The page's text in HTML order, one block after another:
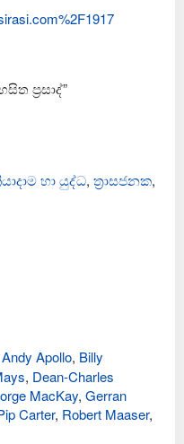
ප්‍රසාද්”
හා යුද්ධ, ත්‍රාසජනක,
Andy Apollo, Billy
, Dean-Charles
MacKay, Gerran
Carter, Robert Maaser,